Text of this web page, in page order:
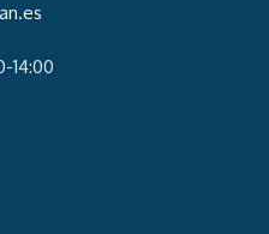
14:00